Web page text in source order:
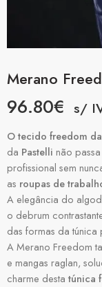
Merano
96.80€ s/
O tecido freedom
da Pastelli não
profissional sem
as roupas de
A elegância do
o debrum
das formas da túnica
A Merano Freedom
e mangas raglan,
charme desta túnica